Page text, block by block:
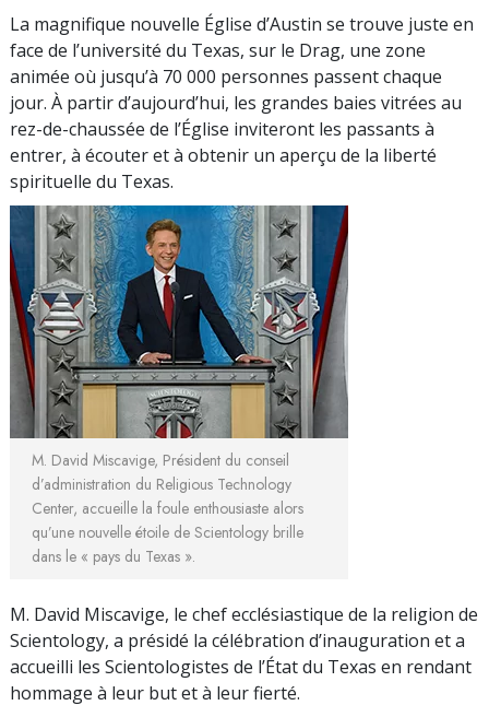
La magnifique nouvelle Église d’Austin se trouve juste en
face de l’université du Texas, sur le Drag, une zone
animée où jusqu’à 70 000 personnes passent chaque
jour. À partir d’aujourd’hui, les grandes baies vitrées au
rez-de-chaussée de l’Église inviteront les passants à
entrer, à écouter et à obtenir un aperçu de la liberté
spirituelle du Texas.
M. David Miscavige, Président du conseil
d’administration du Religious Technology
Center, accueille la foule enthousiaste alors
qu’une nouvelle étoile de Scientology brille
dans le « pays du Texas ».
M. David Miscavige, le chef ecclésiastique de la religion de
Scientology, a présidé la célébration d’inauguration et a
accueilli les Scientologistes de l’État du Texas en rendant
hommage à leur but et à leur fierté.